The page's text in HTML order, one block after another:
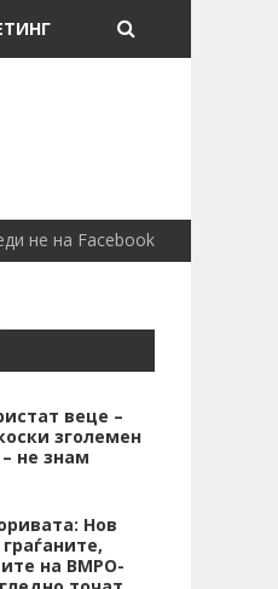
ЛОКАЛНО ПОЖАР ВО
не на Facebook
веце –
зголемен
не знам
Нов
на ВМРО-